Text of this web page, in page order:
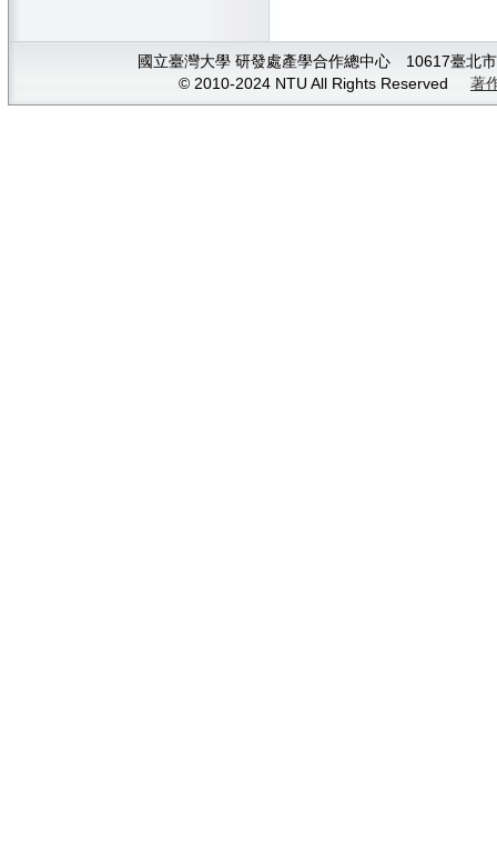
國立臺灣大學 研發處產學合作總中心 10617臺
© 2010-2024 NTU All Rights Reserved 著